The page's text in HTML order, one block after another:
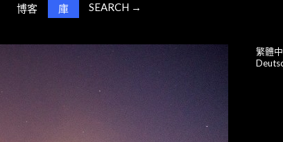
博客 庫 SEARCH →
繁體